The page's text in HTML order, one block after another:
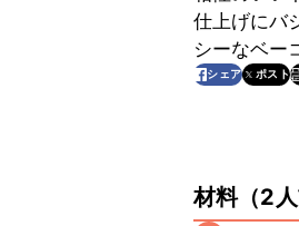
仕上げにバ
シーなベー
シェア ポスト
材料（2